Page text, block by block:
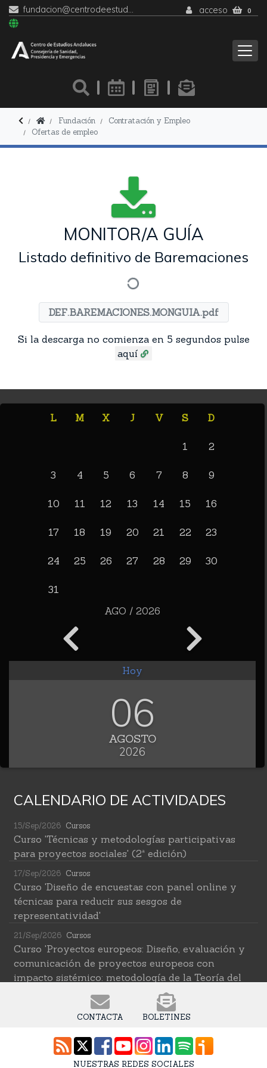
fundacion@centrodeestudiosandaluces.es acceso 0
Fundación
Contratación y Empleo
Ofertas de empleo
MONITOR/A GUÍA
Listado definitivo de Baremaciones
DEF.BAREMACIONES.MONGUIA.pdf
Si la descarga no comienza en 5 segundos pulse
aquí
L M X J V S D
1 2
3 4 5 6 7 8 9
10 11 12 13 14 15 16
17 18 19 20 21 22 23
24 25 26 27 28 29 30
31
AGO / 2026
Hoy
06
AGOSTO
2026
CALENDARIO DE ACTIVIDADES
15/Sep/2026 Cursos
Curso 'Técnicas y metodologías participativas
para proyectos sociales' (2ª edición)
17/Sep/2026 Cursos
Curso 'Diseño de encuestas con panel online y
técnicas para reducir sus sesgos de
representatividad'
21/Sep/2026 Cursos
Curso 'Proyectos europeos: Diseño, evaluación y
comunicación de proyectos europeos con
impacto sistémico: metodología de la Teoría del
Cambio transformativa'
Cursos
ciencias sociales' (2ª edición)
Cursos
CONTACTA BOLETINES
NUESTRAS REDES SOCIALES